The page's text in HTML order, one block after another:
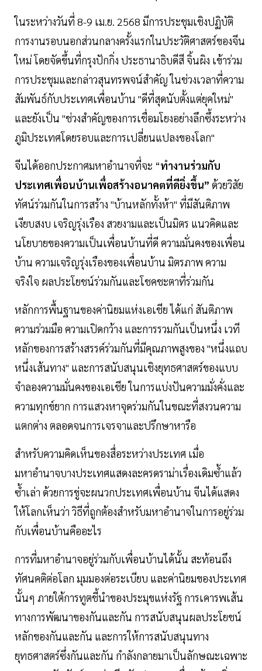
ในระหว่างวันที่ 8-9 เม.ย. 2568 มีการประชุมเชิงปฏิบัติ
การงานรอบนอกส่วนกลางครั้งแรกในประวัติศาสตร์ของจีน
ใหม่ โดยจัดขึ้นที่กรุงปักกิ่ง ประธานาธิบดีสี จิ้นผิง เข้าร่วม
การประชุมและกล่าวสุนทรพจน์สำคัญ ในช่วงเวลาที่ความ
สัมพันธ์กับประเทศเพื่อนบ้าน "ดีที่สุดนับตั้งแต่ยุคใหม่"
และยังเป็น "ช่วงสำคัญของการเชื่อมโยงอย่างลึกซึ้งระหว่าง
ภูมิประเทศโดยรอบและการเปลี่ยนแปลงของโลก"
จีนได้ออกประกาศมหาอำนาจที่จะ “ทำงานร่วมกับ
ประเทศเพื่อนบ้านเพื่อสร้างอนาคตที่ดียิ่งขึ้น” ด้วยวิสัย
ทัศน์ร่วมกันในการสร้าง "บ้านหลักทั้งห้า" ที่มีสันติภาพ
เงียบสงบ เจริญรุ่งเรือง สวยงามและเป็นมิตร แนวคิดและ
นโยบายของความเป็นเพื่อนบ้านที่ดี ความมั่นคงของเพื่อน
บ้าน ความเจริญรุ่งเรืองของเพื่อนบ้าน มิตรภาพ ความ
จริงใจ ผลประโยชน์ร่วมกันและโชคชะตาที่ร่วมกัน
หลักการพื้นฐานของค่านิยมแห่งเอเชีย ได้แก่ สันติภาพ
ความร่วมมือ ความเปิดกว้าง และการรวมกันเป็นหนึ่ง เวที
หลักของการสร้างสรรค์ร่วมกันที่มีคุณภาพสูงของ "หนึ่งแถบ
หนึ่งเส้นทาง" และการสนับสนุนเชิงยุทธศาสตร์ของแบบ
จำลองความมั่นคงของเอเชีย ในการแบ่งปันความมั่งคั่งและ
ความทุกข์ยาก การแสวงหาจุดร่วมกันในขณะที่สงวนความ
แตกต่าง ตลอดจนการเจรจาและปรึกษาหารือ
สำหรับความคิดเห็นของสื่อระหว่างประเทศ เมื่อ
มหาอำนาจบางประเทศแสดงละครดราม่าเรื่องเดิมซ้ำแล้ว
ซ้ำเล่า ด้วยการขู่จะผนวกประเทศเพื่อนบ้าน จีนได้แสดง
ให้โลกเห็นว่า วิธีที่ถูกต้องสำหรับมหาอำนาจในการอยู่ร่วม
กับเพื่อนบ้านคืออะไร
การที่มหาอำนาจอยู่ร่วมกับเพื่อนบ้านได้นั้น สะท้อนถึง
ทัศนคติต่อโลก มุมมองต่อระเบียบ และค่านิยมของประเทศ
นั้นๆ ภายใต้การทูตชี้นำของประมุขแห่งรัฐ การเคารพเส้น
ทางการพัฒนาของกันและกัน การสนับสนุนผลประโยชน์
หลักของกันและกัน และการให้การสนับสนุนทาง
ยุทธศาสตร์ซึ่งกันและกัน กำลังกลายมาเป็นลักษณะเฉพาะ